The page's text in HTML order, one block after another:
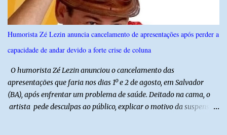
reforça a importância do Distrito de Irrigação do Baixo Açu como
referência na fruticultura irrigada, promovendo conhecimento,
Humorista Zé Lezin anuncia cancelamento de apresentações após perder a
capacidade de andar devido a forte crise de coluna
O humorista Zé Lezin anunciou o cancelamento das
apresentações que faria nos dias 1º e 2 de agosto, em Salvador
(BA), após enfrentar um problema de saúde. Deitado na cama, o
artista pede desculpas ao público, explicar o motivo da suspensão